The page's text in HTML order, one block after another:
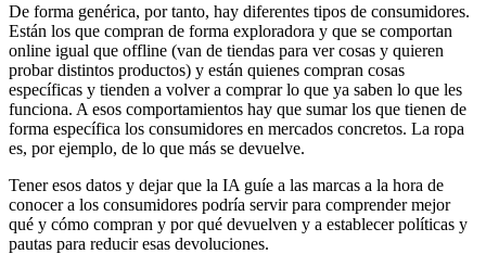
De forma genérica, por tanto, hay diferentes tipos de consumidores.
Están los que compran de forma exploradora y que se comportan
online igual que offline (van de tiendas para ver cosas y quieren
probar distintos productos) y están quienes compran cosas
específicas y tienden a volver a comprar lo que ya saben lo que les
funciona. A esos comportamientos hay que sumar los que tienen de
forma específica los consumidores en mercados concretos. La ropa
es, por ejemplo, de lo que más se devuelve.
Tener esos datos y dejar que la IA guíe a las marcas a la hora de
conocer a los consumidores podría servir para comprender mejor
qué y cómo compran y por qué devuelven y a establecer políticas y
pautas para reducir esas devoluciones.